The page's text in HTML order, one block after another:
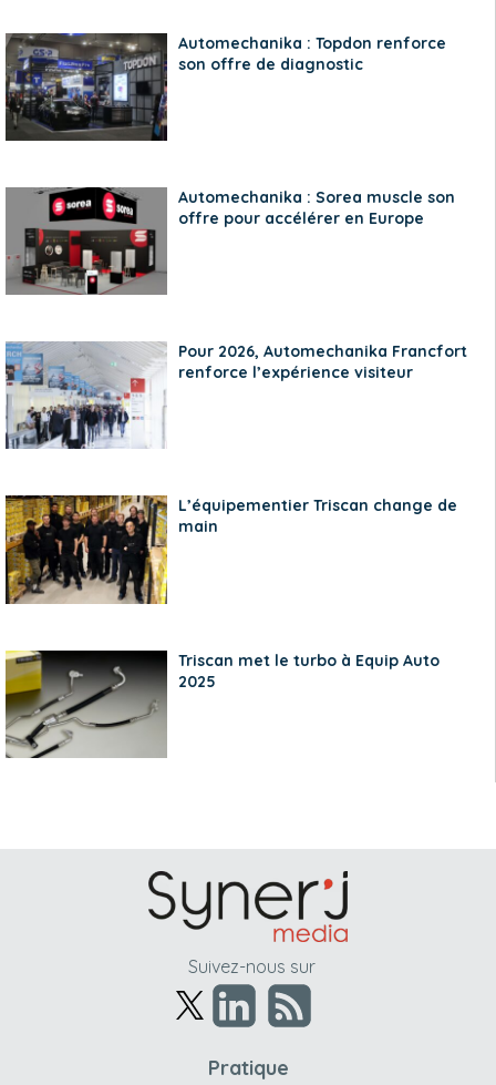
Automechanika : Topdon renforce
son offre de diagnostic
Automechanika : Sorea muscle son
offre pour accélérer en Europe
Pour 2026, Automechanika Francfort
renforce l’expérience visiteur
L’équipementier Triscan change de
main
Triscan met le turbo à Equip Auto
2025
Suivez-nous sur
Pratique